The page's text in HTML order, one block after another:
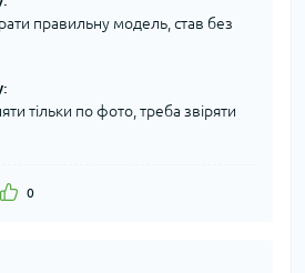
правильну модель, став без
тільки по фото, треба звіряти
0